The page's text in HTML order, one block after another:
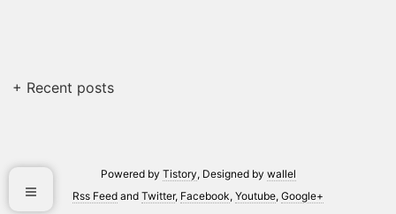
+ Recent posts
Powered by Tistory, Designed by wallel
Rss Feed and Twitter, Facebook, Youtube, Google+